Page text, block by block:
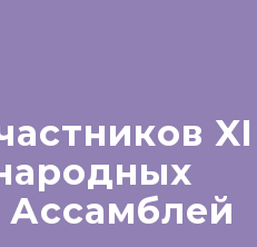
Детям Выставки
XI